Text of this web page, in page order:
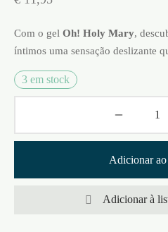
Com o gel Oh! Holy Mary,
íntimos uma sensação deslizante
3 em stock
Adicionar
Adicionar à